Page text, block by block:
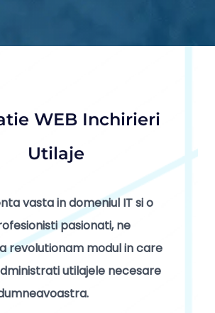
WEB Inchirieri
Utilaje
vasta in domeniul IT si o
pasionati, ne
revolutionam modul in care
utilajele necesare